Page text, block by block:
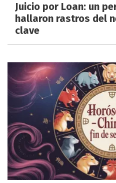
Juicio por Loan: un
hallaron rastros del
clave